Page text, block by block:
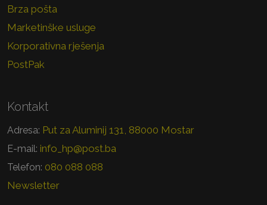
Brza pošta
Marketinške usluge
Korporativna rješenja
PostPak
Kontakt
Adresa: Put za Aluminij 131, 88000 Mostar
E-mail: info_hp@post.ba
Telefon: 080 088 088
Newsletter